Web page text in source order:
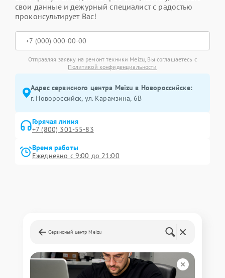
свои данные и дежурный специалист с радостью
проконсультирует Вас!
Отправляя заявку на ремонт техники Meizu, Вы соглашаетесь с
Политикой конфиденциальности
Адрес сервисного центра Meizu в Новороссийске:
г. Новороссийск, ул. Карамзина, 6В
Горячая линия
+7 (800) 301-55-83
Время работы
Ежедневно с 9:00 до 21:00
Сервисный центр Meizu